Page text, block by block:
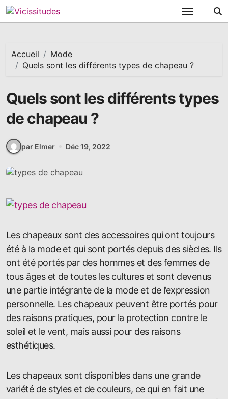
Passer
au
Accueil
Mode
Quels sont les différents types de chapeau ?
Quels sont les différents types
de chapeau ?
par Elmer Déc 19, 2022
Les chapeaux sont des accessoires qui ont toujours
été à la mode et qui sont portés depuis des siècles. Ils
ont été portés par des hommes et des femmes de
tous âges et de toutes les cultures et sont devenus
une partie intégrante de la mode et de l’expression
personnelle. Les chapeaux peuvent être portés pour
des raisons pratiques, pour la protection contre le
soleil et le vent, mais aussi pour des raisons
esthétiques.
Les chapeaux sont disponibles dans une grande
variété de styles et de couleurs, ce qui en fait une